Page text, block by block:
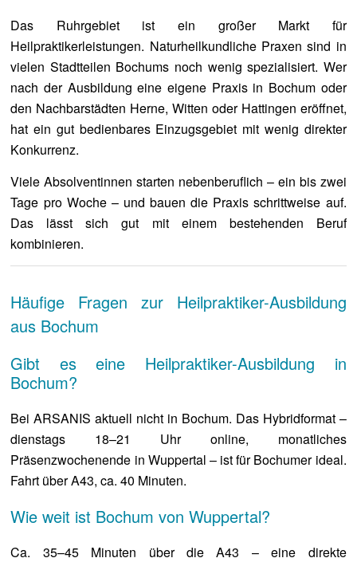
Das Ruhrgebiet ist ein großer Markt für
Heilpraktikerleistungen. Naturheilkundliche Praxen sind in
vielen Stadtteilen Bochums noch wenig spezialisiert. Wer
nach der Ausbildung eine eigene Praxis in Bochum oder
den Nachbarstädten Herne, Witten oder Hattingen eröffnet,
hat ein gut bedienbares Einzugsgebiet mit wenig direkter
Konkurrenz.
Viele Absolventinnen starten nebenberuflich – ein bis zwei
Tage pro Woche – und bauen die Praxis schrittweise auf.
Das lässt sich gut mit einem bestehenden Beruf
kombinieren.
Häufige Fragen zur Heilpraktiker-Ausbildung
aus Bochum
Gibt es eine Heilpraktiker-Ausbildung in
Bochum?
Bei ARSANIS aktuell nicht in Bochum. Das Hybridformat –
dienstags 18–21 Uhr online, monatliches
Präsenzwochenende in Wuppertal – ist für Bochumer ideal.
Fahrt über A43, ca. 40 Minuten.
Wie weit ist Bochum von Wuppertal?
Ca. 35–45 Minuten über die A43 – eine direkte